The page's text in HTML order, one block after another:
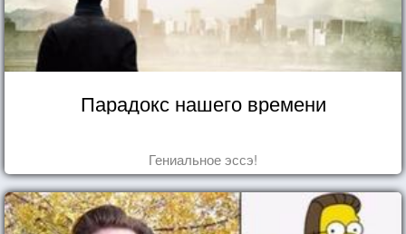
Парадокс нашего времени
Гениальное эссэ!